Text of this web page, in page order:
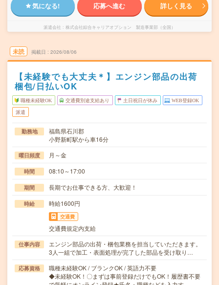
気になる! 応募へ進む 詳しく見る
派遣会社 株式会社綜合キャリアオプション 製造事業部（全国）
未読 掲載日 2026/08/06
【未経験でも大丈夫＊】エンジン部品の出荷
梱包/日払いOK
職種未経験OK 交通費別途支給あり 土日祝日が休み WEB登録OK
派遣
勤務地
福島県石川郡
小野新町駅から車16分
曜日頻度 月～金
時間 08:10～17:00
期間 長期でお仕事できる方、大歓迎！
時給 時給1600円
交通費
交通費規定内支給
仕事内容
エンジン部品の出荷・梱包業務を担当していただきます。
3人一組で加工・表面処理が完了した部品を受け取り…
応募資格
職種未経験OK / ブランクOK / 英語力不要
◆未経験OK！〇まずは事前登録だけでもOK！履歴書不要